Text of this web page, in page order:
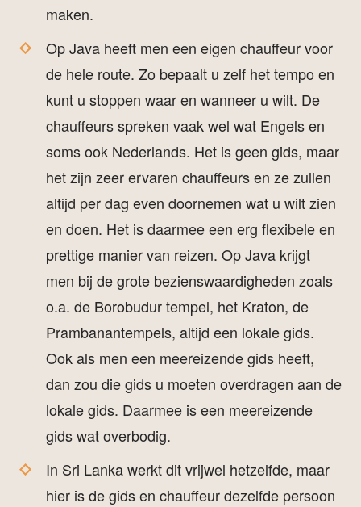
maken.
Op Java heeft men een eigen chauffeur voor
de hele route. Zo bepaalt u zelf het tempo en
kunt u stoppen waar en wanneer u wilt. De
chauffeurs spreken vaak wel wat Engels en
soms ook Nederlands. Het is geen gids, maar
het zijn zeer ervaren chauffeurs en ze zullen
altijd per dag even doornemen wat u wilt zien
en doen. Het is daarmee een erg flexibele en
prettige manier van reizen. Op Java krijgt
men bij de grote bezienswaardigheden zoals
o.a. de Borobudur tempel, het Kraton, de
Prambanantempels, altijd een lokale gids.
Ook als men een meereizende gids heeft,
dan zou die gids u moeten overdragen aan de
lokale gids. Daarmee is een meereizende
gids wat overbodig.
In Sri Lanka werkt dit vrijwel hetzelfde, maar
hier is de gids en chauffeur dezelfde persoon